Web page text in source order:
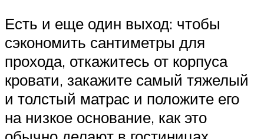
Есть и еще один выход: чтобы
сэкономить сантиметры для
прохода, откажитесь от корпуса
кровати, закажите самый тяжелый
и толстый матрас и положите его
на низкое основание, как это